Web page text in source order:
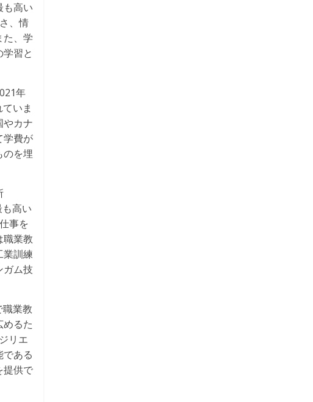
も高い
、情
た、学
習と
年
いま
やカナ
学費が
のを埋
高い
事を
職業教
業訓練
ガム技
業教
るた
リエ
ある
提供で